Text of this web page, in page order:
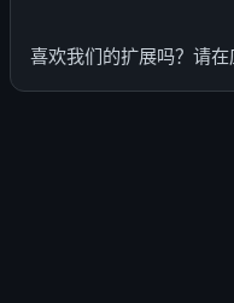
喜欢我们的扩展吗？请